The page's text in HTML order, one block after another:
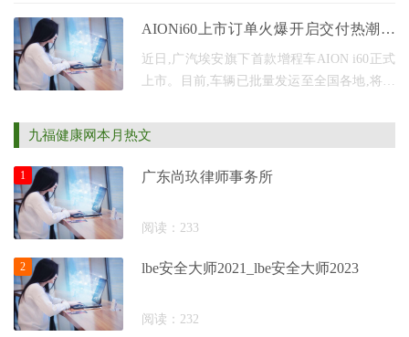
行业神经。 荷兰政府9月30日发出指令，要求
AIONi60上市订单火爆开启交付热潮，
车俩批量发运全国
近日,广汽埃安旗下首款增程车AION i60正式
上市。目前,车辆已批量发运至全国各地,将快
五座SUV”,以十万级亲民价格切入市场,售价
区间为10.98
九福健康网本月热文
广东尚玖律师事务所
阅读：233
1
lbe安全大师2021_lbe安全大师2023
阅读：232
2